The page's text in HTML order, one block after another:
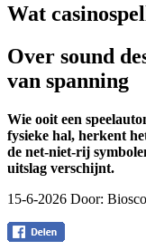
Wat
Over sound
van spanning
Wie ooit een
fysieke hal, herkent
de net-niet-rij
uitslag verschijnt.
15-6-2026 Door: